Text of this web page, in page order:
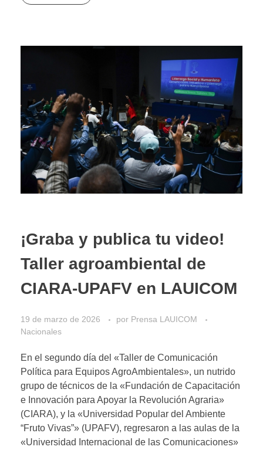
¡Graba y publica tu video!
Taller agroambiental de
CIARA-UPAFV en LAUICOM
19 de marzo de 2026 por Prensa LAUICOM
Nacionales
En el segundo día del «Taller de Comunicación
Política para Equipos AgroAmbientales», un nutrido
grupo de técnicos de la «Fundación de Capacitación
e Innovación para Apoyar la Revolución Agraria»
(CIARA), y la «Universidad Popular del Ambiente
“Fruto Vivas”» (UPAFV), regresaron a las aulas de la
«Universidad Internacional de las Comunicaciones»